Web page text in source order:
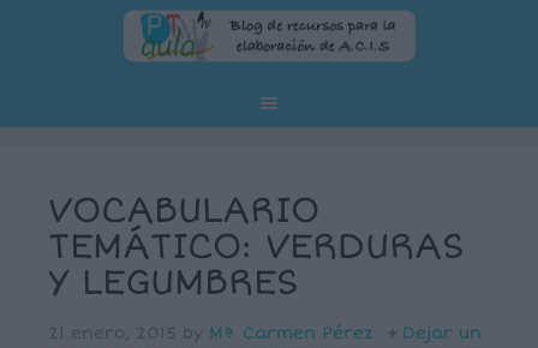
VOCABULARIO
TEMÁTICO: VERDURAS
Y LEGUMBRES
21 enero, 2015 by Mª Carmen Pérez
Dejar un